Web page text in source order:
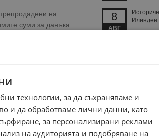
на
суми за данъка
данъчните за
ауто
8
АВГ
Илинден
Ти, баце, седиш
получиш топлинен
стане нещо! А чий е
технологии, за да съхраняваме и
и да обработваме лични данни, като
за персонализирани реклами
на аудиторията и подобряване на